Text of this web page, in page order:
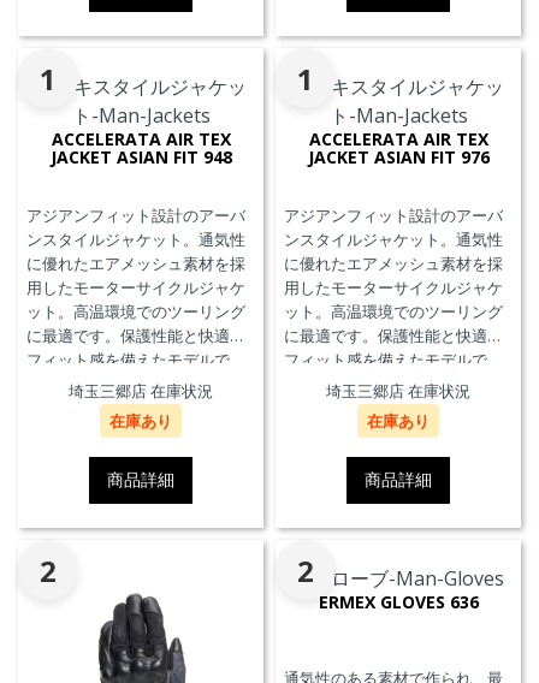
1
ACCELERATA AIR TEX
JACKET ASIAN FIT 948
アジアンフィット設計のアーバ
ンスタイルジャケット。通気性
に優れたエアメッシュ素材を採
用したモーターサイクルジャケ
ット。高温環境でのツーリング
に最適です。保護性能と快適な
フィット感を備えたモデルで
埼玉三郷店 在庫状況
在庫あり
商品詳細
1
ACCELERATA AIR TEX
JACKET ASIAN FIT 976
アジアンフィット設計のアーバ
ンスタイルジャケット。通気性
に優れたエアメッシュ素材を採
用したモーターサイクルジャケ
ット。高温環境でのツーリング
に最適です。保護性能と快適な
フィット感を備えたモデルで
埼玉三郷店 在庫状況
在庫あり
商品詳細
2 2
ERMEX GLOVES 636
通気性のある素材で作られ、最